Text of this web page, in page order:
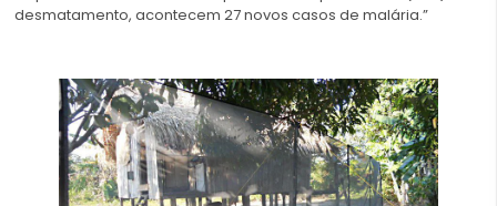
desmatamento, acontecem 27 novos casos de malária.”